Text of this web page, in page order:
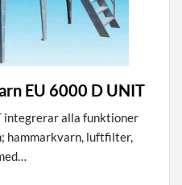
EU 6000 D UNIT
integrerar alla funktioner
hammarkvarn, luftfilter,